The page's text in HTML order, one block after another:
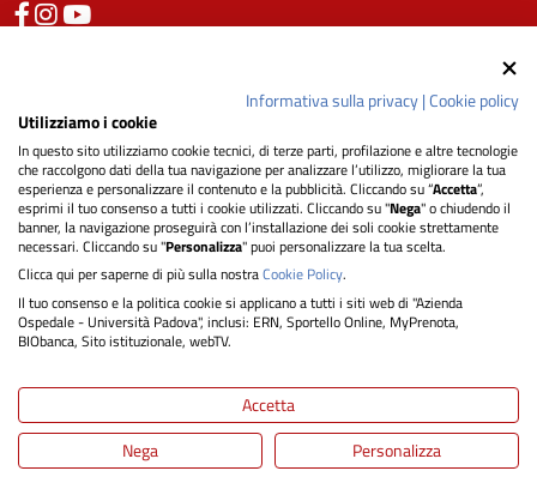
Dichiarazione di Accessibilità
Note legali
Informativa cookie
Informativa sulla privacy|Cookie policy
Utilizziamo i cookie
In questo sito utilizziamo cookie tecnici, di terze parti, profilazione e altre tecnologie
che raccolgono dati della tua navigazione per analizzare l’utilizzo, migliorare la tua
esperienza e personalizzare il contenuto e la pubblicità. Cliccando su “Accetta”,
esprimi il tuo consenso a tutti i cookie utilizzati. Cliccando su "Nega" o chiudendo il
banner, la navigazione proseguirà con l’installazione dei soli cookie strettamente
necessari. Cliccando su "Personalizza" puoi personalizzare la tua scelta.
Clicca qui per saperne di più sulla nostraCookie Policy.
Il tuo consenso e la politica cookie si applicano a tutti i siti web di "Azienda
Ospedale - Università Padova", inclusi: ERN, Sportello Online, MyPrenota,
BIObanca, Sito istituzionale, webTV.
Accetta
Nega
Personalizza